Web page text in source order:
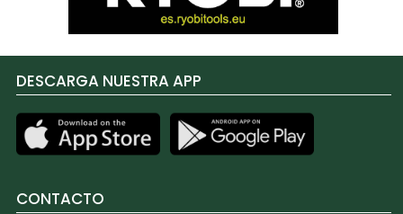
DESCARGA NUESTRA APP
CONTACTO